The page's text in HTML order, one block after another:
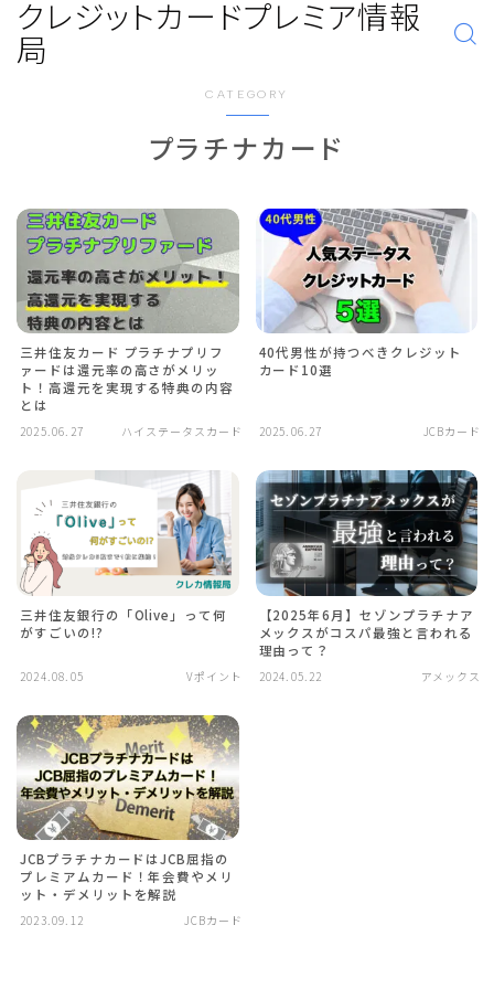
クレジットカードプレミア情報
局
CATEGORY
プラチナカード
三井住友カード プラチナプリフ
ァードは還元率の高さがメリッ
ト！高還元を実現する特典の内容
とは
2025.06.27 ハイステータスカード
40代男性が持つべきクレジット
カード10選
2025.06.27 JCBカード
三井住友銀行の「Olive」って何
がすごいの!?
2024.08.05 Vポイント
【2025年6月】セゾンプラチナア
メックスがコスパ最強と言われる
理由って？
2024.05.22 アメックス
JCBプラチナカードはJCB屈指の
プレミアムカード！年会費やメリ
ット・デメリットを解説
2023.09.12 JCBカード